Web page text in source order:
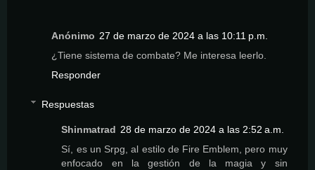
Anónimo 27 de marzo de 2024 a las 10:11 p.m.
¿Tiene sistema de combate? Me interesa leerlo.
Responder
Respuestas
Shinmatrad 28 de marzo de 2024 a las 2:52 a.m.
Sí, es un Srpg, al estilo de Fire Emblem, pero muy
enfocado en la gestión de la magia y sin